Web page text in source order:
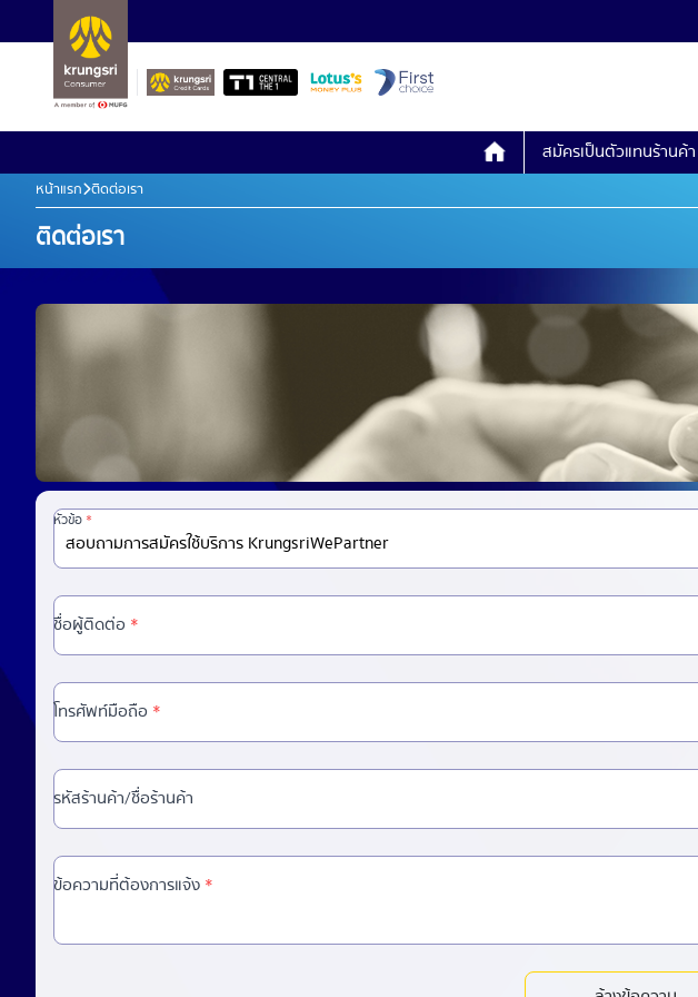
สมัครเป็นตัวแทนร้านค้า
หน้าแรก ติดต่อเรา
ติดต่อเรา
สอบถามการสมัครใช้บริการ KrungsriWePartner
หัวข้อ *
ชื่อผู้ติดต่อ *
โทรศัพท์มือถือ *
รหัสร้านค้า/ชื่อร้านค้า
ข้อความที่ต้องการแจ้ง *